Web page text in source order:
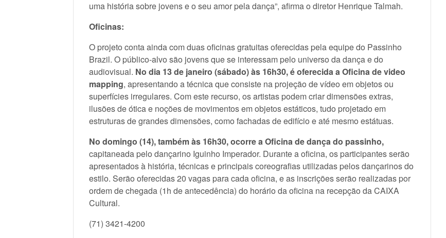
uma história sobre jovens e o seu amor pela dança”, afirma o diretor Henrique Talmah.
Oficinas:
O projeto conta ainda com duas oficinas gratuitas oferecidas pela equipe do Passinho
Brazil. O público-alvo são jovens que se interessam pelo universo da dança e do
audiovisual. No dia 13 de janeiro (sábado) às 16h30, é oferecida a Oficina de video
mapping, apresentando a técnica que consiste na projeção de vídeo em objetos ou
superfícies irregulares. Com este recurso, os artistas podem criar dimensões extras,
ilusões de ótica e noções de movimentos em objetos estáticos, tudo projetado em
estruturas de grandes dimensões, como fachadas de edifício e até mesmo estátuas.
No domingo (14), também às 16h30, ocorre a Oficina de dança do passinho,
capitaneada pelo dançarino Iguinho Imperador. Durante a oficina, os participantes serão
apresentados à história, técnicas e principais coreografias utilizadas pelos dançarinos do
estilo. Serão oferecidas 20 vagas para cada oficina, e as inscrições serão realizadas por
ordem de chegada (1h de antecedência) do horário da oficina na recepção da CAIXA
Cultural.
(71) 3421-4200